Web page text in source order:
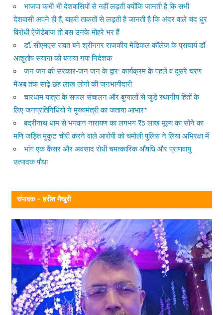
भाजपा कभी भी देशवासियों से नहीं लड़ती क्योंकि जानती है कि सभी
देशवासी अपने ही हैं, बाहरी ताकतों से लड़ती है जानती है कि अंदर वाले चंद धुर
विरोधी ऐजेंडेबाज तो बस उनके मोहरे भर हैं
डॉ. सीएमएस रावत बने श्रीनगर राजकीय मेडिकल कॉलेज के प्राचार्य डॉ
आशुतोष सयाना को बनाया गया निदेशक
जन जन की सरकार-जन जन के द्वार’ कार्यक्रम के पहले व दूसरे चरण
मेंअब तक साढ़े छह लाख लोगों की जनभागीदारी
चारधाम यात्रा के सफल संचालन और बुग्यालों से जुड़े स्थानीय हितों के
लिए जनप्रतिनिधियों ने मुख्यमंत्री का जताया आभार*
बद्रीनाथ धाम से भगवान नारायण का लगभग ₹5 लाख मूल्य का सोने का
मणि जड़ित मुकुट चोरी करने वाले आरोपी को चमोली पुलिस ने लिया अभिरक्षा में
भांग एक कैंसर और अवसाद रोधी चमत्कारिक औषधि और प्राणवायु
उत्पादक पौधा
संपादक – हरीश मैखुरी